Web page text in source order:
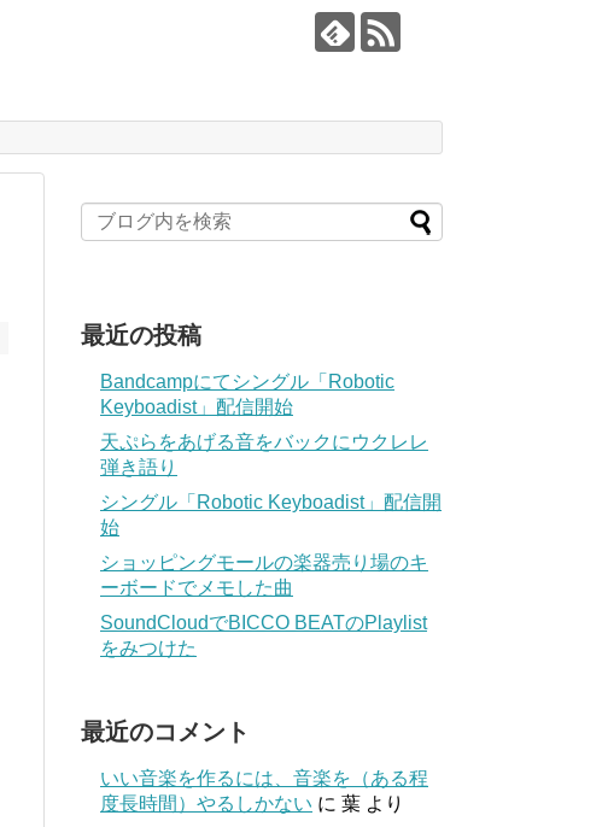
最近の投稿
Bandcampにてシングル「Robotic
Keyboadist」配信開始
天ぷらをあげる音をバックにウクレレ
弾き語り
シングル「Robotic Keyboadist」配信開
始
ショッピングモールの楽器売り場のキ
ーボードでメモした曲
SoundCloudでBICCO BEATのPlaylist
をみつけた
最近のコメント
いい音楽を作るには、音楽を（ある程
度長時間）やるしかない に 葉 より